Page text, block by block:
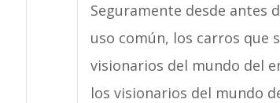
Seguramente desde antes
uso común, los carros que
visionarios del mundo del
los visionarios del mundo